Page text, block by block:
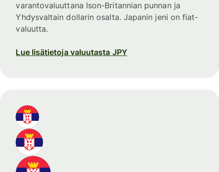
varantovaluuttana Ison-Britannian punnan ja
Yhdysvaltain dollarin osalta. Japanin jeni on fiat-
valuutta.
Lue lisätietoja valuutasta JPY